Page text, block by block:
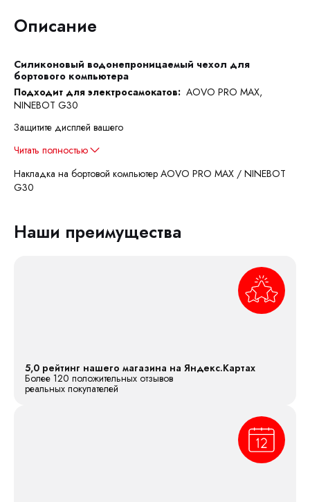
Описание
Силиконовый водонепроницаемый чехол для
бортового компьютера
Подходит для электросамокатов: AOVO PRO MAX,
NINEBOT G30
Защитите дисплей вашего
Читать полностью
Накладка на бортовой компьютер AOVO PRO MAX / NINEBOT
G30
Наши преимущества
5,0 рейтинг нашего магазина на Яндекс.Картах
Более 120 положительных отзывов
реальных покупателей